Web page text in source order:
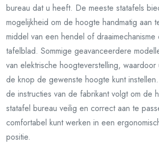
bureau dat u heeft. De meeste statafels
mogelijkheid om de hoogte handmatig aan
middel van een hendel of
tafelblad. Sommige geavanceerdere
van elektrische hoogteverstelling,
de knop de gewenste hoogte kunt
de instructies van de fabrikant volgt om de
statafel bureau veilig en correct aan te
comfortabel kunt werken in een
positie.